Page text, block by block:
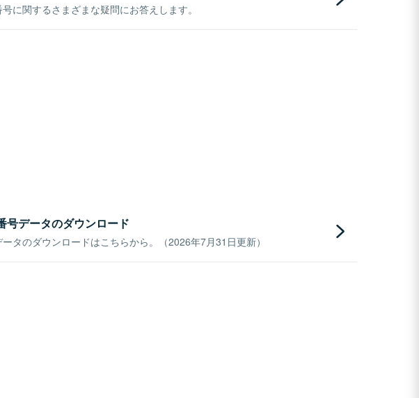
に関するさまざまな疑問にお答えします。
号データのダウンロード
タのダウンロードはこちらから。（2026年7月31日更新）